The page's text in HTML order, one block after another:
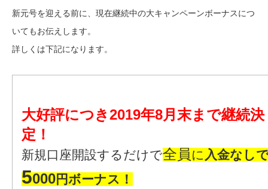
新元号を迎える前に、現在継続中の大キャンペーンボーナスにつ
いてもお伝えします。
詳しくは下記になります。
大好評につき2019年8月末まで継続決
定！
新規口座開設するだけで全員 に 入金なし
5000円ボーナス！